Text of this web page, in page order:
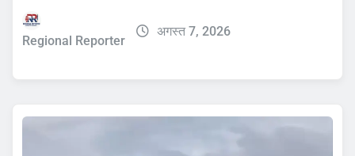
Regional Reporter
अगस्त 7, 2026